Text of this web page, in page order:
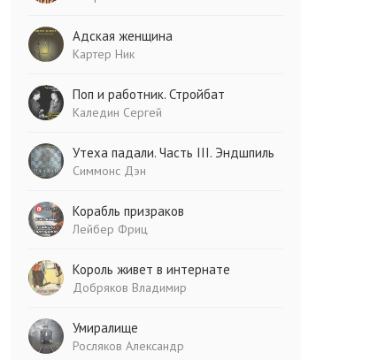
Адская женщина
Картер Ник
Поп и работник. Стройбат
Каледин Сергей
Утеха падали. Часть III. Эндшпиль
Симмонс Дэн
Корабль призраков
Лейбер Фриц
Король живет в интернате
Добряков Владимир
Умиралище
Росляков Александр